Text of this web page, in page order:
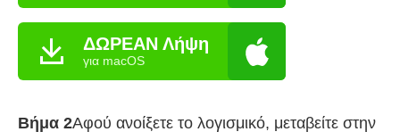
ΔΩΡΕΑΝ Λήψη
για macOS
Βήμα 2Αφού ανοίξετε το λογισμικό, μεταβείτε στην